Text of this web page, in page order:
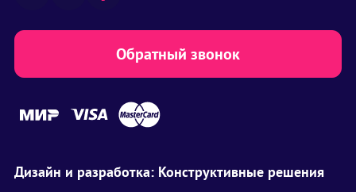
Обратный звонок
Дизайн и разработка: Конструктивные решения